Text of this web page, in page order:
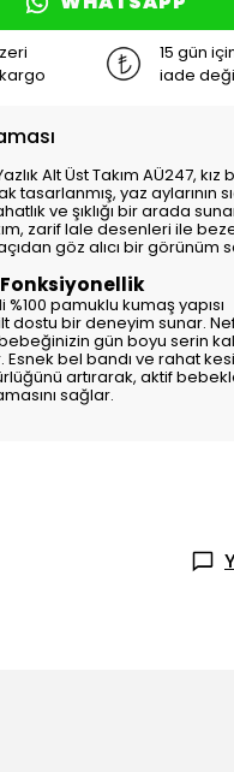
15 gün
iade
Alt Üst Takım AÜ247,
tasarlanmış, yaz aylarının
ve şıklığı bir arada
zarif lale desenleri ile
göz alıcı bir görünüm
%100 pamuklu kumaş yapısı
dostu bir deneyim sunar.
gün boyu serin
Esnek bel bandı ve rahat
artırarak, aktif
sağlar.